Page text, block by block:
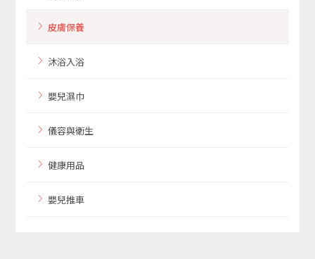
皮膚保養
沐浴入浴
嬰兒濕巾
儀容與衛生
健康用品
嬰兒推車